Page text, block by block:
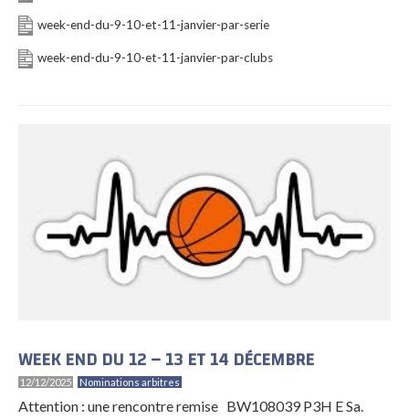
week-end-du-9-10-et-11-janvier-par-serie
week-end-du-9-10-et-11-janvier-par-clubs
WEEK END DU 12 – 13 ET 14 DÉCEMBRE
12/12/2025 Nominations arbitres
Attention : une rencontre remise BW108039 P3H E Sa.